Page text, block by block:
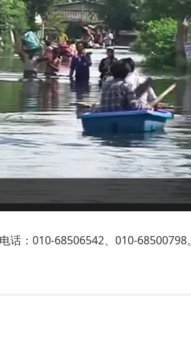
：010-68506542、010-68500798。